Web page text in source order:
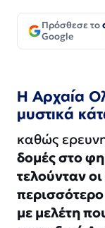
Πρόσθεσε το
Google
Η Αρχαία
μυστικά
καθώς
δομές στο
τελούνταν
με μελέτη